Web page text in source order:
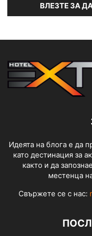
ВЛЕЗТЕ ЗА
Идеята на блога е да
като дестинация за
както и да
местенца
Свържете се с нас: